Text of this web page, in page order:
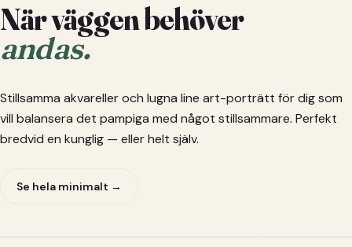
När väggen behöver
andas.
Stillsamma akvareller och lugna line art-porträtt för dig som
vill balansera det pampiga med något stillsammare. Perfekt
bredvid en kunglig — eller helt själv.
Se hela minimalt →